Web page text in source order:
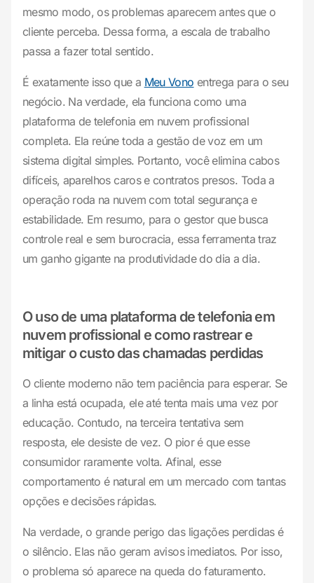
mesmo modo, os problemas aparecem antes que o
cliente perceba. Dessa forma, a escala de trabalho
passa a fazer total sentido.
É exatamente isso que a Meu Vono entrega para o seu
negócio. Na verdade, ela funciona como uma
plataforma de telefonia em nuvem profissional
completa. Ela reúne toda a gestão de voz em um
sistema digital simples. Portanto, você elimina cabos
difíceis, aparelhos caros e contratos presos. Toda a
operação roda na nuvem com total segurança e
estabilidade. Em resumo, para o gestor que busca
controle real e sem burocracia, essa ferramenta traz
um ganho gigante na produtividade do dia a dia.
O uso de uma plataforma de telefonia em
nuvem profissional e como rastrear e
mitigar o custo das chamadas perdidas
O cliente moderno não tem paciência para esperar. Se
a linha está ocupada, ele até tenta mais uma vez por
educação. Contudo, na terceira tentativa sem
resposta, ele desiste de vez. O pior é que esse
consumidor raramente volta. Afinal, esse
comportamento é natural em um mercado com tantas
opções e decisões rápidas.
Na verdade, o grande perigo das ligações perdidas é
o silêncio. Elas não geram avisos imediatos. Por isso,
o problema só aparece na queda do faturamento.